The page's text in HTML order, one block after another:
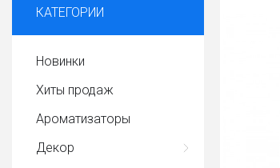
КАТЕГОРИИ
Новинки
Хиты продаж
Ароматизаторы
Декор